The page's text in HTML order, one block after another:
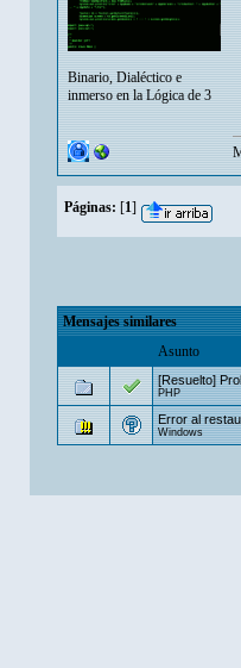
Binario, Dialéctico e
inmerso en la Lógica de 3
Páginas: [1]
Mensajes similares
Asunto
[Resuelto]
PHP
Error al
Windows